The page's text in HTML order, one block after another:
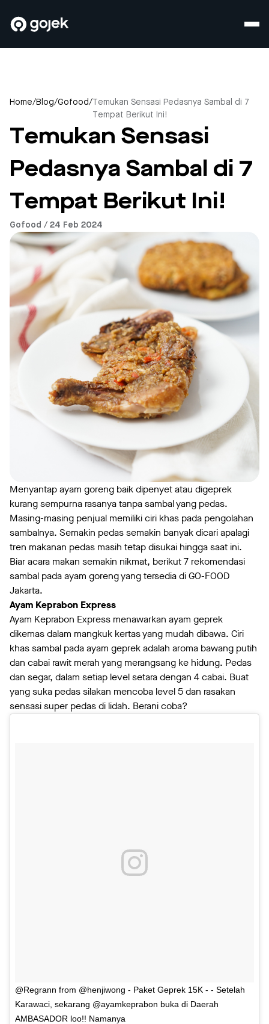
Home/Blog/Gofood/ Temukan Sensasi Pedasnya Sambal di 7
Tempat Berikut Ini!
Temukan Sensasi
Pedasnya Sambal di 7
Tempat Berikut Ini!
Gofood / 24 Feb 2024
Menyantap ayam goreng baik dipenyet atau digeprek
kurang sempurna rasanya tanpa sambal yang pedas.
Masing-masing penjual memiliki ciri khas pada pengolahan
sambalnya. Semakin pedas semakin banyak dicari apalagi
tren makanan pedas masih tetap disukai hingga saat ini.
Biar acara makan semakin nikmat, berikut 7 rekomendasi
sambal pada ayam goreng yang tersedia di GO-FOOD
Jakarta.
Ayam Keprabon Express
Ayam Keprabon Express menawarkan ayam geprek
dikemas dalam mangkuk kertas yang mudah dibawa. Ciri
khas sambal pada ayam geprek adalah aroma bawang putih
dan cabai rawit merah yang merangsang ke hidung. Pedas
dan segar, dalam setiap level setara dengan 4 cabai. Buat
yang suka pedas silakan mencoba level 5 dan rasakan
sensasi super pedas di lidah. Berani coba?
@Regrann from @henjiwong - Paket Geprek 15K - - Setelah
Karawaci, sekarang @ayamkeprabon buka di Daerah
AMBASADOR loo!! Namanya